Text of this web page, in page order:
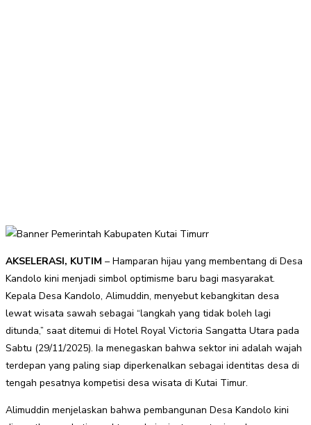
AKSELERASI, KUTIM – Hamparan hijau yang membentang di Desa
Kandolo kini menjadi simbol optimisme baru bagi masyarakat.
Kepala Desa Kandolo, Alimuddin, menyebut kebangkitan desa
lewat wisata sawah sebagai “langkah yang tidak boleh lagi
ditunda,” saat ditemui di Hotel Royal Victoria Sangatta Utara pada
Sabtu (29/11/2025). Ia menegaskan bahwa sektor ini adalah wajah
terdepan yang paling siap diperkenalkan sebagai identitas desa di
tengah pesatnya kompetisi desa wisata di Kutai Timur.
Alimuddin menjelaskan bahwa pembangunan Desa Kandolo kini